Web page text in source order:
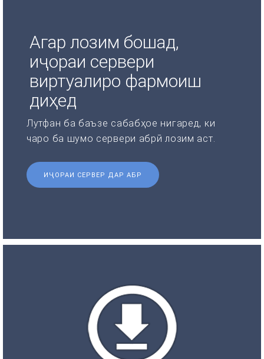
Агар лозим бошад,
иҷораи сервери
виртуалиро фармоиш
диҳед
Лутфан ба баъзе сабабҳое нигаред, ки
чаро ба шумо сервери абрӣ лозим аст.
ИҶОРАИ СЕРВЕР ДАР АБР